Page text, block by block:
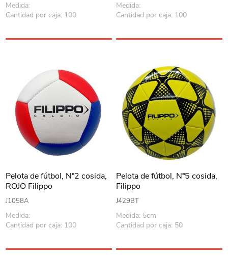
Medida:
Cantidad por caja: 100
Medida:
Cantidad por caja: 100
Pelota de fútbol, Nº2 cosida,
ROJO Filippo
J1058A
Medida:
Cantidad por caja: 100
Pelota de fútbol, Nº5 cosida,
Filippo
J429BT
Medida: 5cm
Cantidad por caja: 50